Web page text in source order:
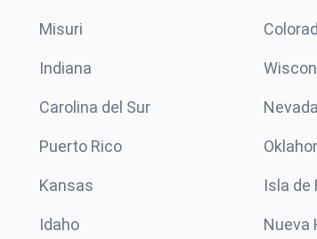
Misuri
Indiana
Carolina del Sur Nevada
Puerto Rico
Kansas Isla de
Idaho Nueva